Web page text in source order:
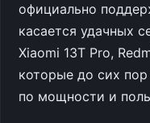
официально
касается удачных
Xiaomi 13T Pro,
которые до сих
по мощности и